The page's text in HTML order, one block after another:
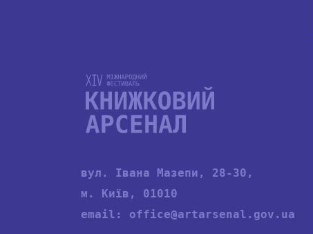
вул. Івана Мазепи, 28-30,
м. Київ, 01010
email: office@artarsenal.gov.ua